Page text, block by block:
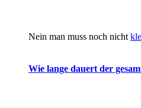
Nein man muss noch nicht
Wie lange dauert der